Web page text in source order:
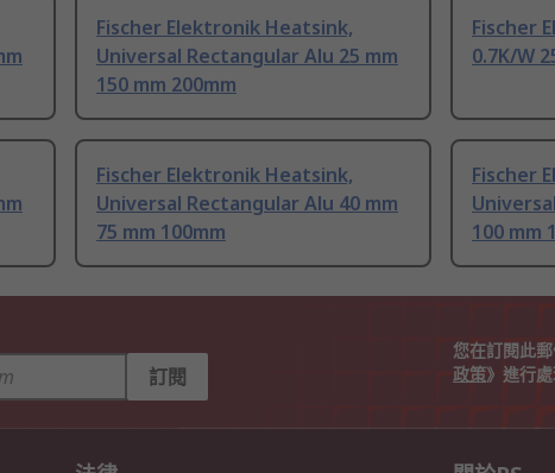
Fischer Elektronik Heatsink,
Universal Rectangular Alu 25 mm
150 mm 200mm
Fischer
0.7K/W
Fischer Elektronik Heatsink,
Universal Rectangular Alu 40 mm
75 mm 100mm
Fischer
100 mm
訂閱
您在訂閱此
政策》進行處